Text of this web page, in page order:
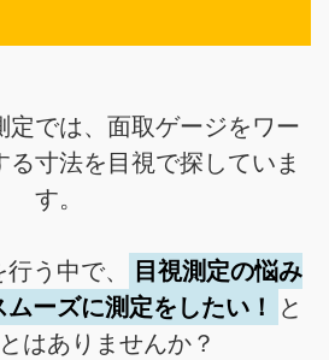
定では、面取ゲージをワー
る寸法を目視で探していま
す。
う中で、
目視測定の悩み
ーズに測定をしたい！
と
はありませんか？